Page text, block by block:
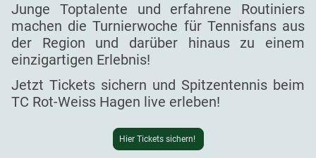
Junge Toptalente und erfahrene Routiniers
machen die Turnierwoche für Tennisfans aus
der Region und darüber hinaus zu einem
einzigartigen Erlebnis!
Jetzt Tickets sichern und Spitzentennis beim
TC Rot-Weiss Hagen live erleben!
Hier Tickets sichern!